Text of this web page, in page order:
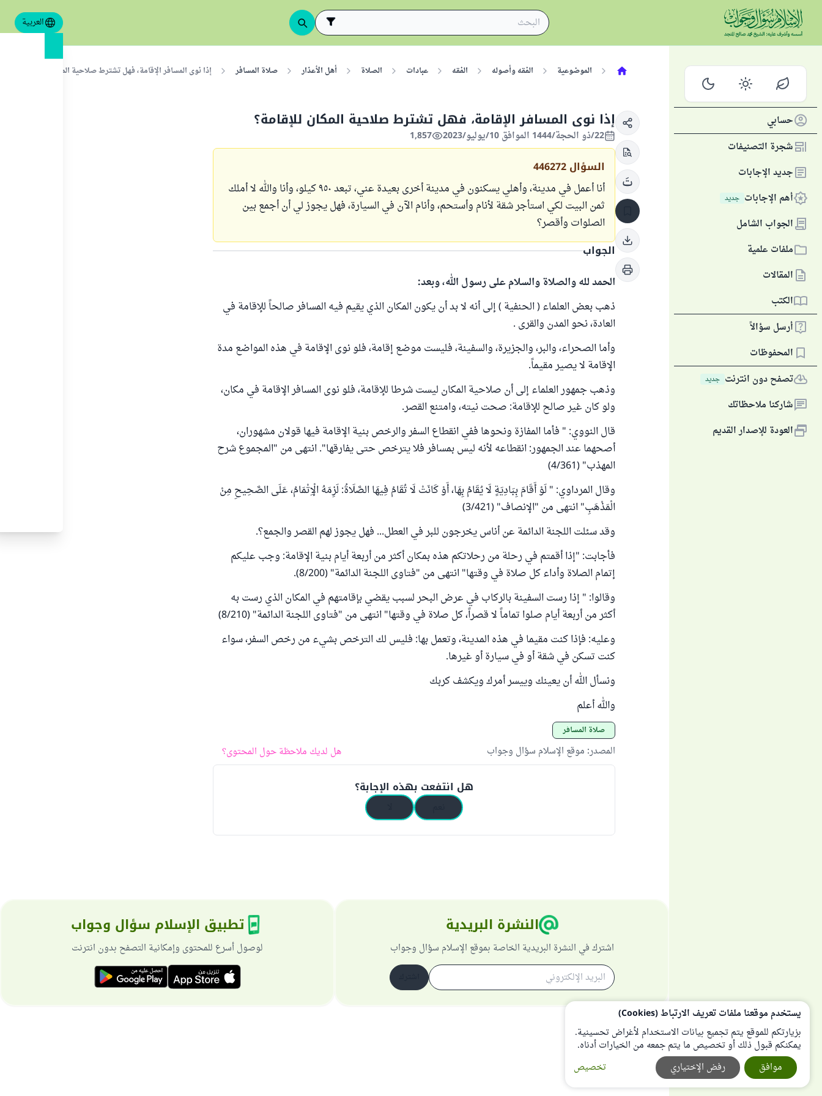
العربية
حسابي
شجرة التصنيفات
جديد الإجابات
أهم الإجابات جديد
الجواب الشامل
ملفات علمية
المقالات
الكتب
أرسل سؤالاً
المحفوظات
تصفح دون انترنت جديد
شاركنا ملاحظاتك
العودة للإصدار القديم
الموضوعية الفقه وأصوله الفقه عبادات الصلاة أهل الأعذار صلاة المسافر إذا نوى المسافر الإقامة، فهل تشترط صلاحية المكان للإقامة؟
إذا نوى المسافر الإقامة، فهل تشترط صلاحية المكان للإقامة؟
22/ذو الحجة/1444 الموافق 10/يوليو/2023 1,857
السؤال 446272
أنا أعمل في مدينة، وأهلي يسكنون في مدينة أخرى بعيدة عني، تبعد ٩٥٠ كيلو، وأنا والله لا أملك
ثمن البيت لكي استأجر شقة لأنام وأستحم، وأنام الآن في السيارة، فهل يجوز لي أن أجمع بين
الصلوات وأقصر؟
الجواب
الحمد لله والصلاة والسلام على رسول الله، وبعد:
ذهب بعض العلماء ( الحنفية ) إلى أنه لا بد أن يكون المكان الذي يقيم فيه المسافر صالحاً للإقامة في
العادة، نحو المدن والقرى .
وأما الصحراء، والبر، والجزيرة، والسفينة، فليست موضع إقامة، فلو نوى الإقامة في هذه المواضع مدة
الإقامة لا يصير مقيماً.
وذهب جمهور العلماء إلى أن صلاحية المكان ليست شرطا للإقامة، فلو نوى المسافر الإقامة في مكان،
ولو كان غير صالح للإقامة: صحت نيته، وامتنع القصر.
قال النووي: " فأما المفازة ونحوها ففي انقطاع السفر والرخص بنية الإقامة فيها قولان مشهوران،
أصحهما عند الجمهور: انقطاعه لأنه ليس بمسافر فلا يترخص حتى يفارقها". انتهى من "المجموع شرح
المهذب" (4/361)
وقال المرداوي: " لَوْ أَقَامَ بِبَادِيَةٍ لَا يُقَامُ بِهَا، أَوْ كَانَتْ لَا تُقَامُ فِيهَا الصَّلَاةُ: لَزِمَهُ الْإِتْمَامُ، عَلَى الصَّحِيحِ مِنْ
الْمَذْهَبِ" انتهى من "الإنصاف" (3/421)
وقد سئلت اللجنة الدائمة عن أناس يخرجون للبر في العطل... فهل يجوز لهم القصر والجمع؟.
فأجابت: "إذا أقمتم في رحلة من رحلاتكم هذه بمكان أكثر من أربعة أيام بنية الإقامة: وجب عليكم
إتمام الصلاة وأداء كل صلاة في وقتها" انتهى من "فتاوى اللجنة الدائمة" (8/200).
وقالوا: " إذا رست السفينة بالركاب في عرض البحر لسبب يقضي بإقامتهم في المكان الذي رست به
أكثر من أربعة أيام صلوا تماماً لا قصراً، كل صلاة في وقتها" انتهى من "فتاوى اللجنة الدائمة" (8/210)
وعليه: فإذا كنت مقيما في هذه المدينة، وتعمل بها: فليس لك الترخص بشيء من رخص السفر، سواء
كنت تسكن في شقة أو في سيارة أو غيرها.
ونسأل الله أن يعينك وييسر أمرك ويكشف كربك
والله أعلم
صلاة المسافر
المصدر: موقع الإسلام سؤال وجواب هل لديك ملاحظة حول المحتوى؟
هل انتفعت بهذه الإجابة؟
النشرة البريدية
اشترك في النشرة البريدية الخاصة بموقع الإسلام سؤال وجواب
تطبيق الإسلام سؤال وجواب
لوصول أسرع للمحتوى وإمكانية التصفح بدون انترنت
يستخدم موقعنا ملفات تعريف الارتباط (Cookies)
بزيارتكم للموقع يتم تجميع بيانات الاستخدام لأغراض تحسينية.
يمكنكم قبول ذلك أو تخصيص ما يتم جمعه من الخيارات أدناه.
تخصيص
رفض الإختياري موافق